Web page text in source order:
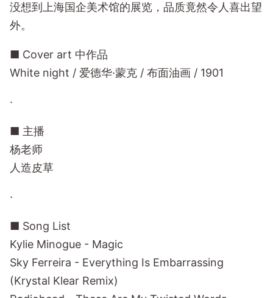
没想到上海国企美术馆的展览，品质竟然令人喜出望
外。
■ Cover art 中作品
White night / 爱德华·蒙克 / 布面油画 / 1901
·
■ 主播
杨老师
人造皮草
·
■ Song List
Kylie Minogue - Magic
Sky Ferreira - Everything Is Embarrassing
(Krystal Klear Remix)